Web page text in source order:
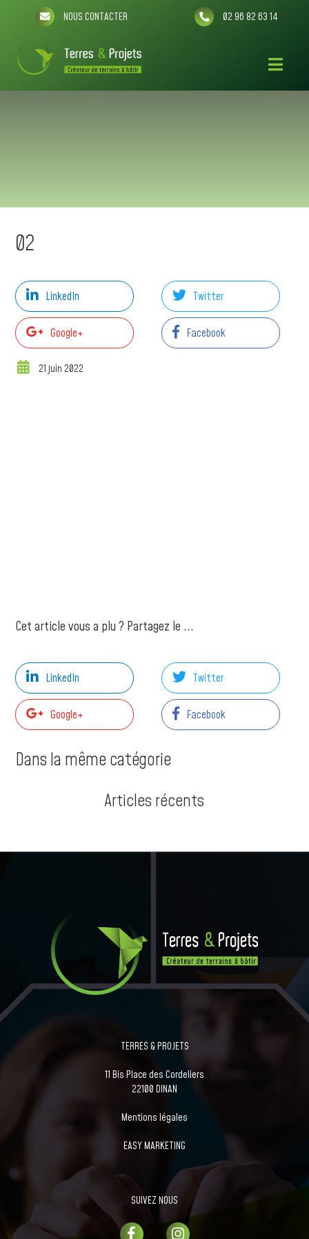
NOUS CONTACTER 02 96 82 63 14
02
LinkedIn Twitter
Google+ Facebook
21 juin 2022
Cet article vous a plu ? Partagez le ...
LinkedIn Twitter
Google+ Facebook
Dans la même catégorie
Articles récents
TERRES & PROJETS
11 Bis Place des Cordeliers
22100 DINAN
Mentions légales
EASY MARKETING
SUIVEZ NOUS